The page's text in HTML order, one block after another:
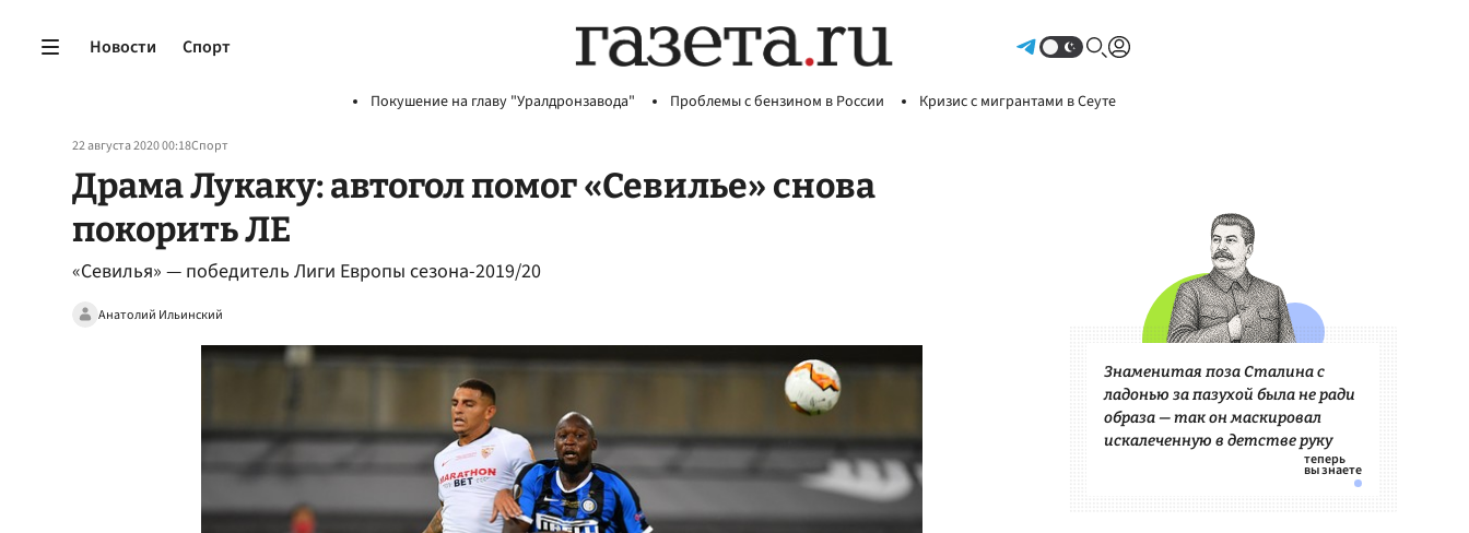
Новости Спорт
Покушение на главу "Уралдронзавода" Проблемы с бензином в России Кризис с мигрантами в Сеуте
22 августа 2020 00:18Спорт
Драма Лукаку: автогол помог «Севилье» снова
покорить ЛЕ
«Севилья» — победитель Лиги Европы сезона-2019/20
Анатолий Ильинский
Знаменитая поза Сталина с
ладонью за пазухой была не ради
образа — так он маскировал
искалеченную в детстве руку